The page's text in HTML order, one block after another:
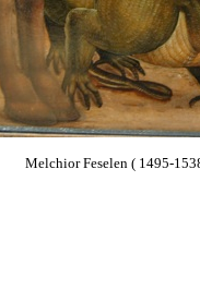
Melchior Feselen ( 1495-